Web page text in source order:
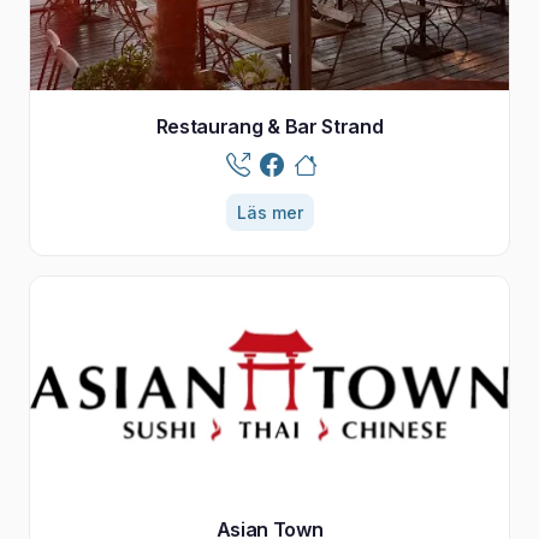
Restaurang & Bar Strand
Läs mer
Asian Town